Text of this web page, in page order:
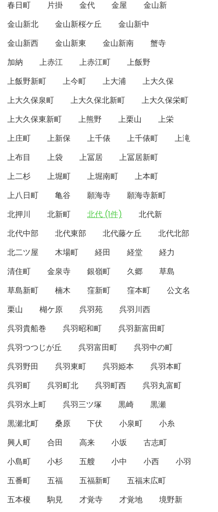
春日町 片掛 金代 金屋
金山新
金山新北
金山新桜ケ丘
金山新中
金山新西
金山新東 金山新南
蟹寺
加納
上赤江 上赤江町
上飯野
上飯野新町
上今町 上大浦
上大久保
上大久保泉町
上大久保北新町
上大久保栄町
上大久保東新町
上熊野 上栗山
上栄
上庄町
上新保 上千俵 上千俵町
上滝
上布目
上袋 上冨居
上冨居新町
上二杉
上堀町 上堀南町
上本町
上八日町
亀谷 願海寺
願海寺新町
北押川
北新町 北代 (1件)
北代新
北代中部
北代東部 北代藤ケ丘
北代北部
北二ツ屋
木場町 経田 経堂
経力
清住町
金泉寺 銀嶺町 久郷
草島
草島新町
楠木 窪新町 窪本町
公文名
栗山
楜ケ原 呉羽苑
呉羽川西
呉羽貴船巻
呉羽昭和町
呉羽新富田町
呉羽つつじが丘
呉羽富田町
呉羽中の町
呉羽野田
呉羽東町 呉羽姫本
呉羽本町
呉羽町
呉羽町北 呉羽町西
呉羽丸富町
呉羽水上町
呉羽三ツ塚 黒崎
黒瀬
黒瀬北町
桑原 下伏 小泉町
小糸
興人町
合田 高来 小坂
古志町
小島町
小杉 五艘 小中 小西
小羽
五番町
五福 五福新町
五福末広町
五本榎
駒見 才覚寺 才覚地
境野新